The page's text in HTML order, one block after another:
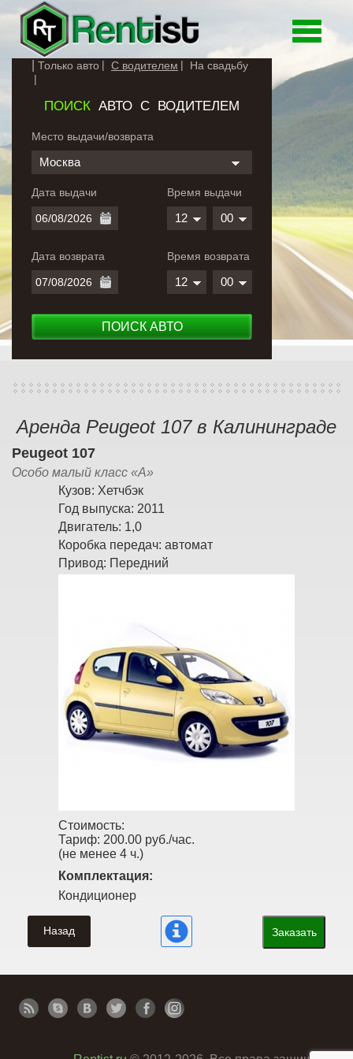
Toggle
Только авто С водителем На свадьбу
ПОИСК АВТО С ВОДИТЕЛЕМ
Место выдачи/возврата
Москва
Дата выдачи
Дата возврата
Время выдачи
12 00
Время возврата
12 00
ПОИСК АВТО
Аренда Peugeot 107 в Калининграде
Peugeot 107
Особо малый класс «A»
Кузов: Хетчбэк
Год выпуска: 2011
Двигатель: 1,0
Коробка передач: автомат
Привод: Передний
Стоимость:
Тариф: 200.00 руб./час.
(не менее 4 ч.)
Комплектация:
Кондиционер
Назад Заказать